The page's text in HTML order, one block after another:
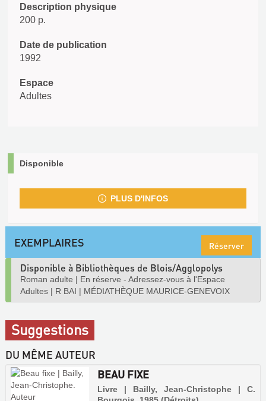
Description physique
200 p.
Date de publication
1992
Espace
Adultes
Disponible
PLUS D'INFOS
EXEMPLAIRES Réserver
Disponible à Bibliothèques de Blois/Agglopolys
Roman adulte | En réserve - Adressez-vous à l'Espace
Adultes | R BAI | MÉDIATHÈQUE MAURICE-GENEVOIX
Suggestions
DU MÊME AUTEUR
BEAU FIXE
Livre | Bailly, Jean-Christophe | C.